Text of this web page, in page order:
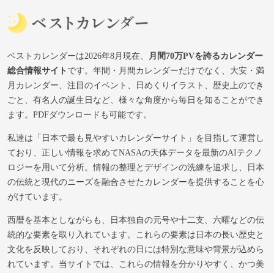
ベストカレンダーは2026年8月現在、
月間70万PVを誇るカレンダー
総合情報サイトです。年間・月間カレンダーだけでなく、大安・満
月カレンダー、注目のイベント、日めくりイラスト、歴史上のでき
ごと、有名人の誕生日など、様々な角度から毎日を知ることができ
ます。PDFダウンロードも可能です。
私達は「日本で最も見やすいカレンダーサイト」を目指して運営し
ており、正しい情報を求めてNASAの天体データを最新のAIテクノ
ロジーを用いて分析。情報の整理とデザインの洗練を追求し、日本
の伝統と現代のニーズを融合させたカレンダーを提供することを心
がけています。
西暦を基本としながらも、日本独自の元号や十二支、六曜などの伝
統的な要素を取り入れています。これらの要素は日本の長い歴史と
文化を反映しており、それぞれの日には特別な意味や背景が込めら
れています。当サイトでは、これらの情報を分かりやすく、かつ美